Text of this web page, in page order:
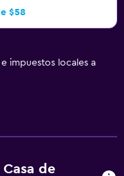
$58
impuestos locales a
de